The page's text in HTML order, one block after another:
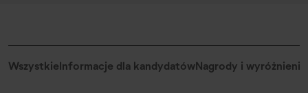
WszystkieInformacje dla kandydatówNagrody i wyróżnienia